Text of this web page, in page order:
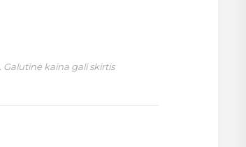
kaina gali skirtis